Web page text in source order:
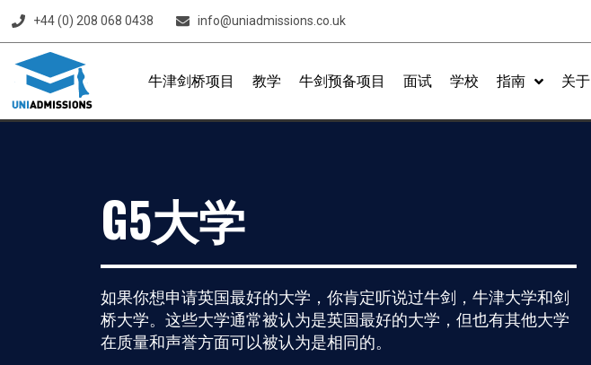
+44 (0) 208 068 0438 info@uniadmissions.co.uk
牛津剑桥项目 教学 牛剑预备项目 面试 学校 指南 关于
G5大学
如果你想申请英国最好的大学，你肯定听说过牛剑，牛津大学和剑
桥大学。这些大学通常被认为是英国最好的大学，但也有其他大学
在质量和声誉方面可以被认为是相同的。